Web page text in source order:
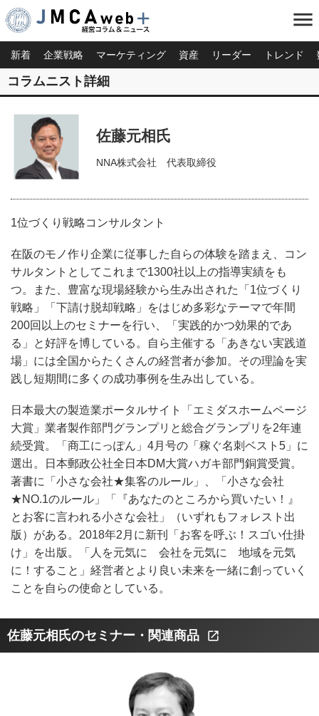
menu
新着 企業戦略 マーケティング 資産 リーダー トレンド
コラムニスト詳細
佐藤元相氏
NNA株式会社 代表取締役
1位づくり戦略コンサルタント
在阪のモノ作り企業に従事した自らの体験を踏まえ、コン
サルタントとしてこれまで1300社以上の指導実績をも
つ。また、豊富な現場経験から生み出された「1位づくり
戦略」「下請け脱却戦略」をはじめ多彩なテーマで年間
200回以上のセミナーを行い、「実践的かつ効果的であ
る」と好評を博している。自ら主催する「あきない実践道
場」には全国からたくさんの経営者が参加。その理論を実
践し短期間に多くの成功事例を生み出している。
日本最大の製造業ポータルサイト「エミダスホームページ
大賞」業者製作部門グランプリと総合グランプリを2年連
続受賞。「商工にっぽん」4月号の「稼ぐ名刺ベスト5」に
選出。日本郵政公社全日本DM大賞ハガキ部門銅賞受賞。
著書に「小さな会社★集客のルール」、「小さな会社
★NO.1のルール」「『あなたのところから買いたい！』
とお客に言われる小さな会社」（いずれもフォレスト出
版）がある。2018年2月に新刊「お客を呼ぶ！スゴい仕掛
け」を出版。「人を元気に 会社を元気に 地域を元気
に！すること」経営者とより良い未来を一緒に創っていく
ことを自らの使命としている。
佐藤元相氏のセミナー・関連商品 open_in_new